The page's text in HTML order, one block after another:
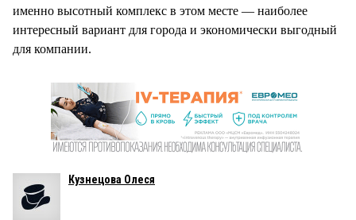
именно высотный комплекс в этом месте — наиболее
интересный вариант для города и экономически выгодный
для компании.
Кузнецова Олеся